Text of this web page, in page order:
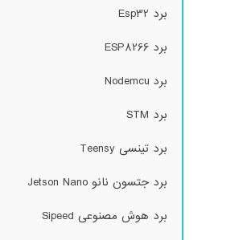
برد Esp32
برد ESP8266
برد Nodemcu
برد STM
برد تینسی Teensy
برد جتسون نانو Jetson Nano
برد هوش مصنوعی Sipeed